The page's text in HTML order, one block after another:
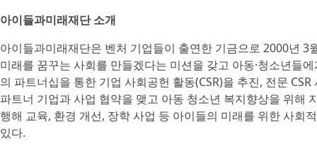
아이들과미래재단 소개
아이들과미래재단은 벤처 기업들이 출연한 기금으로 2000년
미래를 꿈꾸는 사회를 만들겠다는 미션을 갖고 아동·청소년들
의 파트너십을 통한 기업 사회공헌 활동(CSR)을 추진, 전문
파트너 기업과 사업 협약을 맺고 아동 청소년 복지향상을 위해
행해 교육, 환경 개선, 장학 사업 등 아이들의 미래를 위한 사회
있다.